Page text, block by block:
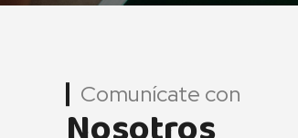
Comunícate con